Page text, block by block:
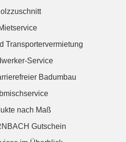
Transportervermietung
Service
Badumbau
nach Maß
Gutschein